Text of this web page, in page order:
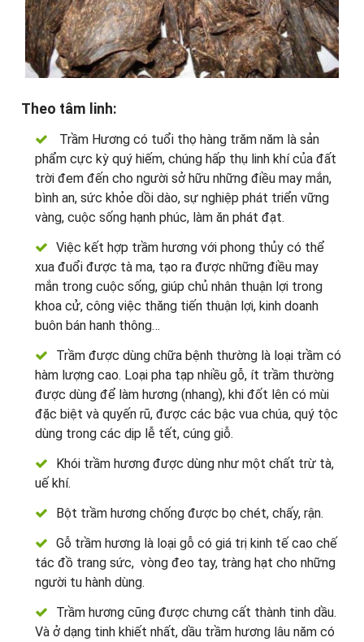
Theo tâm linh:
Trầm Hương có tuổi thọ hàng trăm năm là sản
phẩm cực kỳ quý hiếm, chúng hấp thụ linh khí của đất
trời đem đến cho người sở hữu những điều may mắn,
bình an, sức khỏe dồi dào, sự nghiệp phát triển vững
vàng, cuộc sống hạnh phúc, làm ăn phát đạt.
Việc kết hợp trầm hương với phong thủy có thể
xua đuổi được tà ma, tạo ra được những điều may
mắn trong cuộc sống, giúp chủ nhân thuận lợi trong
khoa cử, công việc thăng tiến thuận lợi, kinh doanh
buôn bán hanh thông…
Trầm được dùng chữa bệnh thường là loại trầm có
hàm lượng cao. Loại pha tạp nhiều gỗ, ít trầm thường
được dùng để làm hương (nhang), khi đốt lên có mùi
đặc biệt và quyến rũ, được các bậc vua chúa, quý tộc
dùng trong các dịp lễ tết, cúng giỗ.
Khói trầm hương được dùng như một chất trừ tà,
uế khí.
Bột trầm hương chống được bọ chét, chấy, rận.
Gỗ trầm hương là loại gỗ có giá trị kinh tế cao chế
tác đồ trang sức, vòng đeo tay, tràng hạt cho những
người tu hành dùng.
Trầm hương cũng được chưng cất thành tinh dầu.
Và ở dạng tinh khiết nhất, dầu trầm hương lâu năm có